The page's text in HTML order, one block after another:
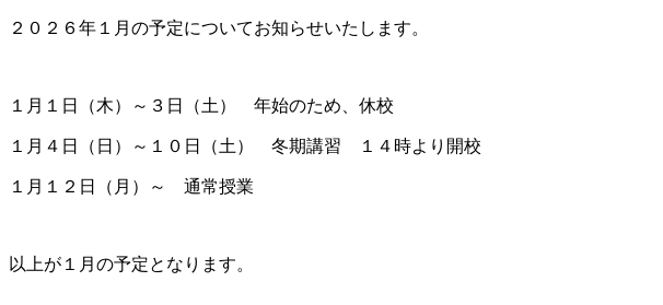
２０２６年１月の予定についてお知らせいたします。
１月１日（木）～３日（土） 年始のため、休校
１月４日（日）～１０日（土） 冬期講習 １４時より開校
１月１２日（月）～ 通常授業
以上が１月の予定となります。